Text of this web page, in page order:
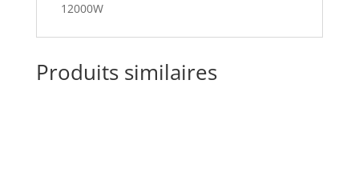
12000W
Produits similaires